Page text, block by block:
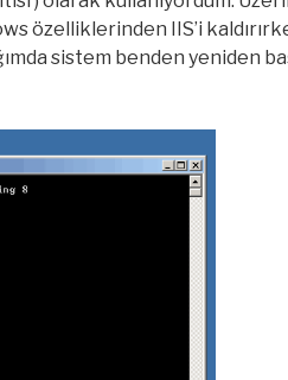
özelliklerinden IIS’i
sistem benden yeniden